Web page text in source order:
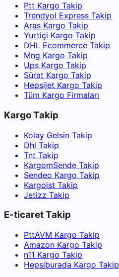
Ptt Kargo Takip
Trendyol Express Takip
Aras Kargo Takip
Yurtiçi Kargo Takip
DHL Ecommerce Takip
Mng Kargo Takip
Ups Kargo Takip
Sürat Kargo Takip
Hepsijet Kargo Takip
Tüm Kargo Firmaları
Kargo Takip
Kolay Gelsin Takip
Dhl Takip
Tnt Takip
KargomSende Takip
Sendeo Kargo Takip
Kargoist Takip
Jetizz Takip
E-ticaret Takip
PttAVM Kargo Takip
Amazon Kargo Takip
n11 Kargo Takip
Hepsiburada Kargo Takip